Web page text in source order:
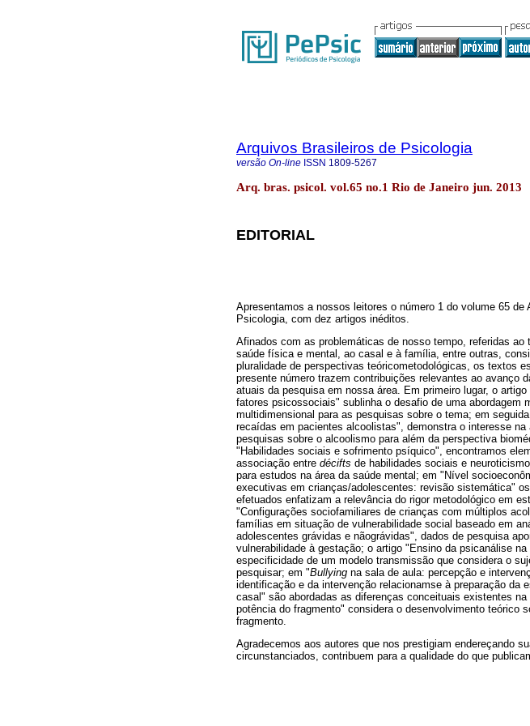
Arquivos Brasileiros de Psicologia
versão On-line ISSN 1809-5267
Arq. bras. psicol. vol.65 no.1 Rio de Janeiro jun. 2013
EDITORIAL
Apresentamos a nossos leitores o número 1 do volume 65 de
Psicologia, com dez artigos inéditos.
Afinados com as problemáticas de nosso tempo, referidas ao
saúde física e mental, ao casal e à família, entre outras,
pluralidade de perspectivas teóricometodológicas, os textos
presente número trazem contribuições relevantes ao avanço
atuais da pesquisa em nossa área. Em primeiro lugar, o
fatores psicossociais" sublinha o desafio de uma abordagem
multidimensional para as pesquisas sobre o tema; em
recaídas em pacientes alcoolistas", demonstra o interesse na
pesquisas sobre o alcoolismo para além da perspectiva
"Habilidades sociais e sofrimento psíquico", encontramos
associação entre décifts de habilidades sociais e
para estudos na área da saúde mental; em "Nível
executivas em crianças/adolescentes: revisão sistemática"
efetuados enfatizam a relevância do rigor metodológico em
"Configurações sociofamiliares de crianças com múltiplos
famílias em situação de vulnerabilidade social baseado em
adolescentes grávidas e nãográvidas", dados de pesquisa
vulnerabilidade à gestação; o artigo "Ensino da psicanálise
especificidade de um modelo transmissão que considera o
pesquisar; em "Bullying na sala de aula: percepção e
identificação e da intervenção relacionamse à preparação
casal" são abordadas as diferenças conceituais existentes
potência do fragmento" considera o desenvolvimento teórico
fragmento.
Agradecemos aos autores que nos prestigiam endereçando
circunstanciados, contribuem para a qualidade do que